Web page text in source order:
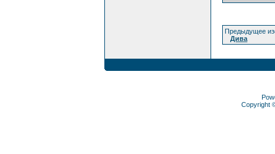
Предыдущее
Дива
Copyright